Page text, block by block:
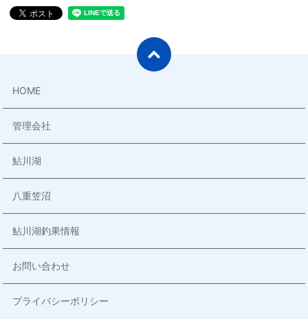
HOME
管理会社
鮎川湖
八重笠沼
鮎川湖釣果情報
お問い合わせ
プライバシーポリシー